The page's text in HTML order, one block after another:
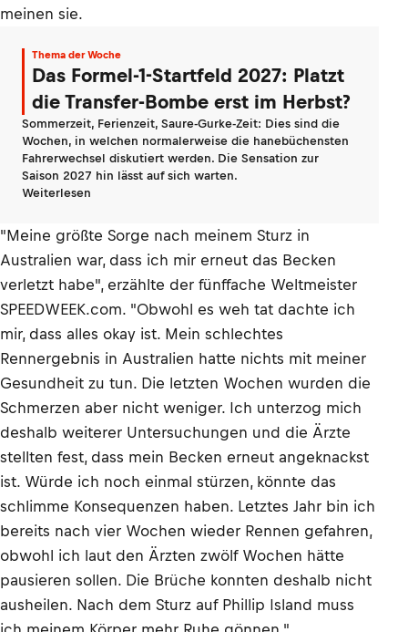
meinen sie.
Thema der Woche
Das Formel-1-Startfeld 2027: Platzt
die Transfer-Bombe erst im Herbst?
Sommerzeit, Ferienzeit, Saure-Gurke-Zeit: Dies sind die
Wochen, in welchen normalerweise die hanebüchensten
Fahrerwechsel diskutiert werden. Die Sensation zur
Saison 2027 hin lässt auf sich warten.
Weiterlesen
"Meine größte Sorge nach meinem Sturz in
Australien war, dass ich mir erneut das Becken
verletzt habe", erzählte der fünffache Weltmeister
SPEEDWEEK.com. "Obwohl es weh tat dachte ich
mir, dass alles okay ist. Mein schlechtes
Rennergebnis in Australien hatte nichts mit meiner
Gesundheit zu tun. Die letzten Wochen wurden die
Schmerzen aber nicht weniger. Ich unterzog mich
deshalb weiterer Untersuchungen und die Ärzte
stellten fest, dass mein Becken erneut angeknackst
ist. Würde ich noch einmal stürzen, könnte das
schlimme Konsequenzen haben. Letztes Jahr bin ich
bereits nach vier Wochen wieder Rennen gefahren,
obwohl ich laut den Ärzten zwölf Wochen hätte
pausieren sollen. Die Brüche konnten deshalb nicht
ausheilen. Nach dem Sturz auf Phillip Island muss